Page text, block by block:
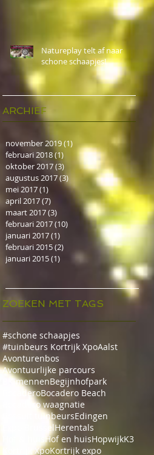
Natureplay telt af naar
schone schaapjes!
ARCHIEF
november 2019(1) 1 post
februari 2018(1) 1 post
oktober 2017(3) 3 posts
augustus 2017(3) 3 posts
mei 2017(1) 1 post
april 2017(7) 7 posts
maart 2017(3) 3 posts
februari 2017(10) 10 posts
januari 2017(1)
februari 2015(2)
januari 2015(1)
ZOEKEN MET TAGS
#schone schaapjes
#tuinbeurs Kortrijk XpoAalst
Avonturenbos
Avontuurlijke parcours
BK mennenBegijnhofpark
BocaderoBocadero Beach
Bocadero waagnatie
Bossuit tuinbeursEdingen
Expo BrusselHerentals
Hof en huisHopwijkK3
Kortrijk XpoKortrijk expo